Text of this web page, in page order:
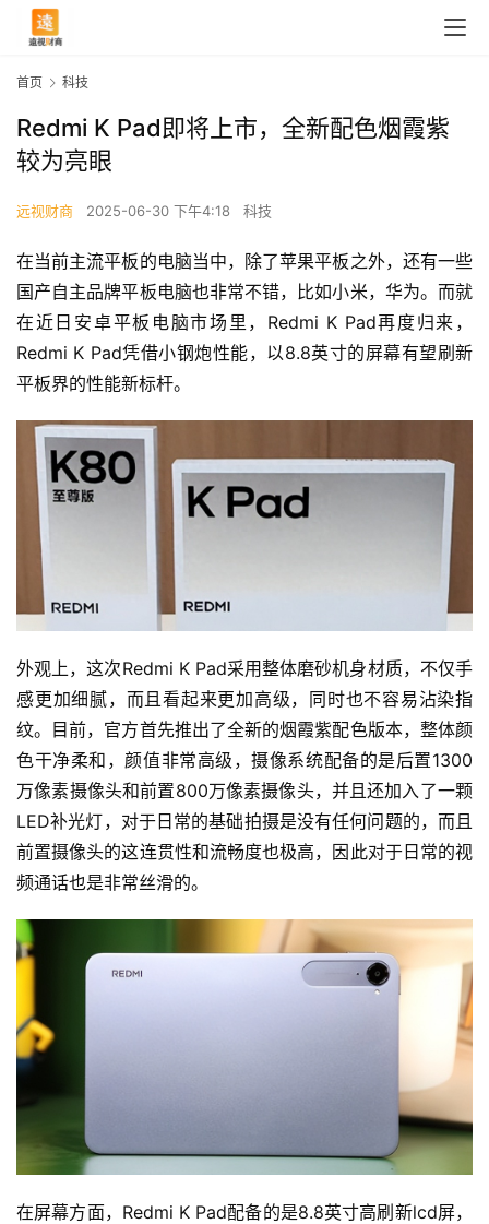
首页 科技
Redmi K Pad即将上市，全新配色烟霞紫
较为亮眼
远视财商 2025-06-30 下午4:18 科技
在当前主流平板的电脑当中，除了苹果平板之外，还有一些
国产自主品牌平板电脑也非常不错，比如小米，华为。而就
在近日安卓平板电脑市场里，Redmi K Pad再度归来，
Redmi K Pad凭借小钢炮性能，以8.8英寸的屏幕有望刷新
平板界的性能新标杆。
外观上，这次Redmi K Pad采用整体磨砂机身材质，不仅手
感更加细腻，而且看起来更加高级，同时也不容易沾染指
纹。目前，官方首先推出了全新的烟霞紫配色版本，整体颜
色干净柔和，颜值非常高级，摄像系统配备的是后置1300
万像素摄像头和前置800万像素摄像头，并且还加入了一颗
LED补光灯，对于日常的基础拍摄是没有任何问题的，而且
前置摄像头的这连贯性和流畅度也极高，因此对于日常的视
频通话也是非常丝滑的。
在屏幕方面，Redmi K Pad配备的是8.8英寸高刷新lcd屏，